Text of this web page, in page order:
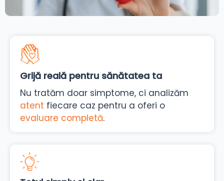
Grijă reală pentru sănătatea ta
Nu tratăm doar simptome, ci analizăm
atent fiecare caz pentru a oferi o
evaluare completă.